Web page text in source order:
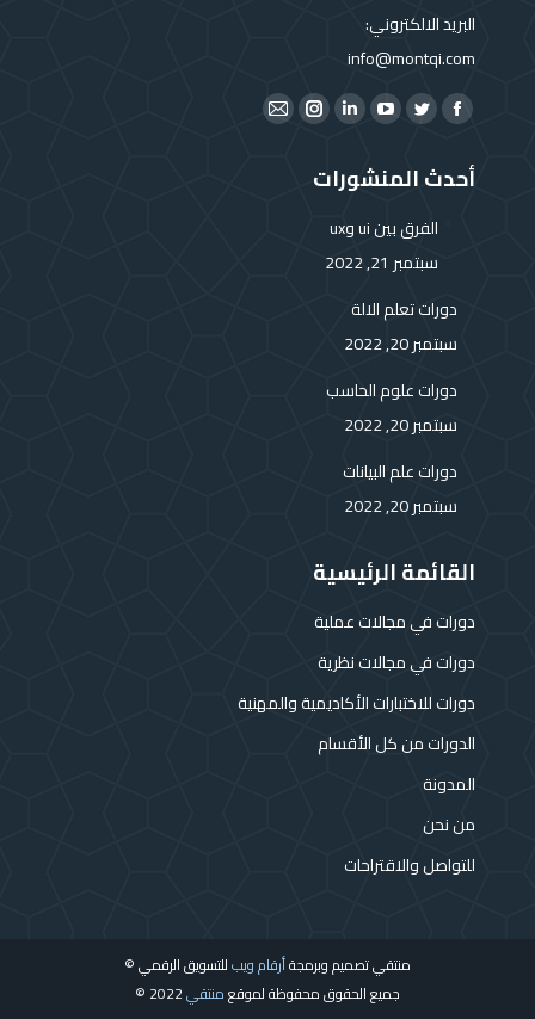
البريد الالكتروني:
info@montqi.com
Find us on:
Facebook
opens
window
Twitter
opens
new
window
YouTube
opens
new
window
Linkedin
opens
new
window
Instagram
opens
Mail
أحدث المنشورات
الفرق بين ui وux
سبتمبر 21, 2022
دورات تعلم الالة
سبتمبر 20, 2022
دورات علوم الحاسب
سبتمبر 20, 2022
دورات علم البيانات
سبتمبر 20, 2022
القائمة الرئيسية
دورات في مجالات عملية
دورات في مجالات نظرية
دورات للاختبارات الأكاديمية والمهنية
الدورات من كل الأقسام
المدونة
من نحن
للتواصل والاقتراحات
منتقي تصميم وبرمجةأرقام ويبللتسويق الرقمي ©
جميع الحقوق محفوظة لموقعمنتقي